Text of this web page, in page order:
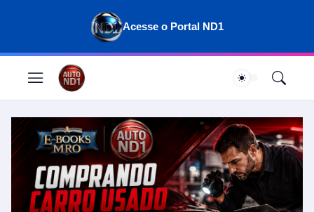
Acesse o Portal ND1